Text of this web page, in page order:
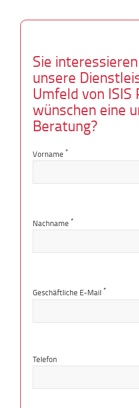
Sie
unsere
Umfeld von ISIS
wünschen eine
Beratung?
Vorname *
Nachname *
Geschäftliche E-Mail *
Telefon